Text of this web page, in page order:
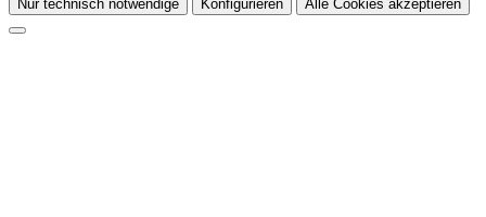
Nur technisch notwendige Konfigurieren Alle Cookies akzeptieren